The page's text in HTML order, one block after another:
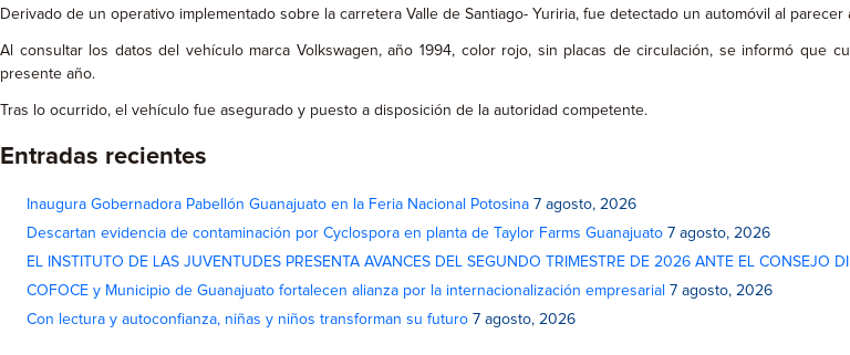
Derivado de un operativo implementado sobre la carretera Valle de Santiago- Yuriria, fue detectado un automóvil al
Al consultar los datos del vehículo marca Volkswagen, año 1994, color rojo, sin placas de circulación, se informó que
presente año.
Tras lo ocurrido, el vehículo fue asegurado y puesto a disposición de la autoridad competente.
Entradas recientes
Inaugura Gobernadora Pabellón Guanajuato en la Feria Nacional Potosina 7 agosto, 2026
Descartan evidencia de contaminación por Cyclospora en planta de Taylor Farms Guanajuato 7 agosto, 2026
EL INSTITUTO DE LAS JUVENTUDES PRESENTA AVANCES DEL SEGUNDO TRIMESTRE DE 2026 ANTE EL CONSEJO
COFOCE y Municipio de Guanajuato fortalecen alianza por la internacionalización empresarial 7 agosto, 2026
Con lectura y autoconfianza, niñas y niños transforman su futuro 7 agosto, 2026